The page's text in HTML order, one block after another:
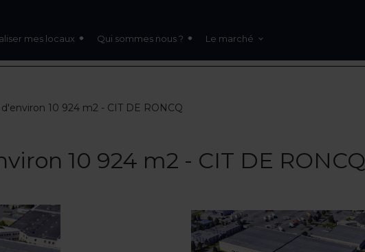
mes locaux Qui sommes nous ? Le marché
10 924 m2 - CIT DE RONCQ
10 924 m2 - CIT DE RONCQ